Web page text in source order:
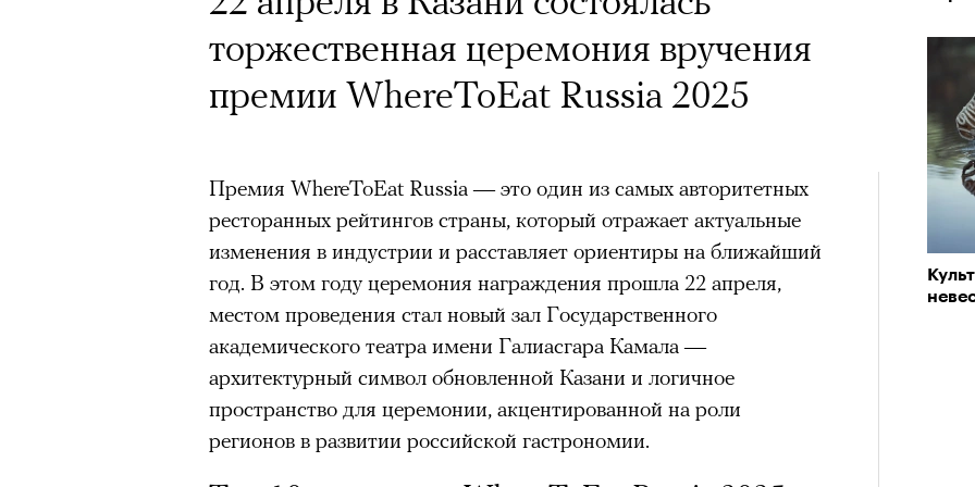
торжественная церемония вручения
премии WhereToEat Russia 2025
Премия WhereToEat Russia — это один из самых авторитетных
ресторанных рейтингов страны, который отражает актуальные
изменения в индустрии и расставляет ориентиры на ближайший
год. В этом году церемония награждения прошла 22 апреля,
местом проведения стал новый зал Государственного
академического театра имени Галиасгара Камала —
архитектурный символ обновленной Казани и логичное
пространство для церемонии, акцентированной на роли
регионов в развитии российской гастрономии.
горы становится последним, а другие
готовы снова рисковать жизнью?
высота меняет человека и почему к ней
тянет с новой силой
Подписывайтесь на телеграм-канал «РБК Стиль»